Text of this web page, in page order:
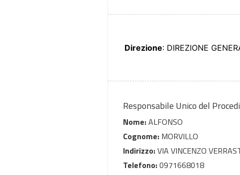
Direzione: DIREZIONE
Responsabile Unico del
Nome:ALFONSO
Cognome: MORVILLO
Indirizzo:VIA VINCENZO
Telefono:0971668018